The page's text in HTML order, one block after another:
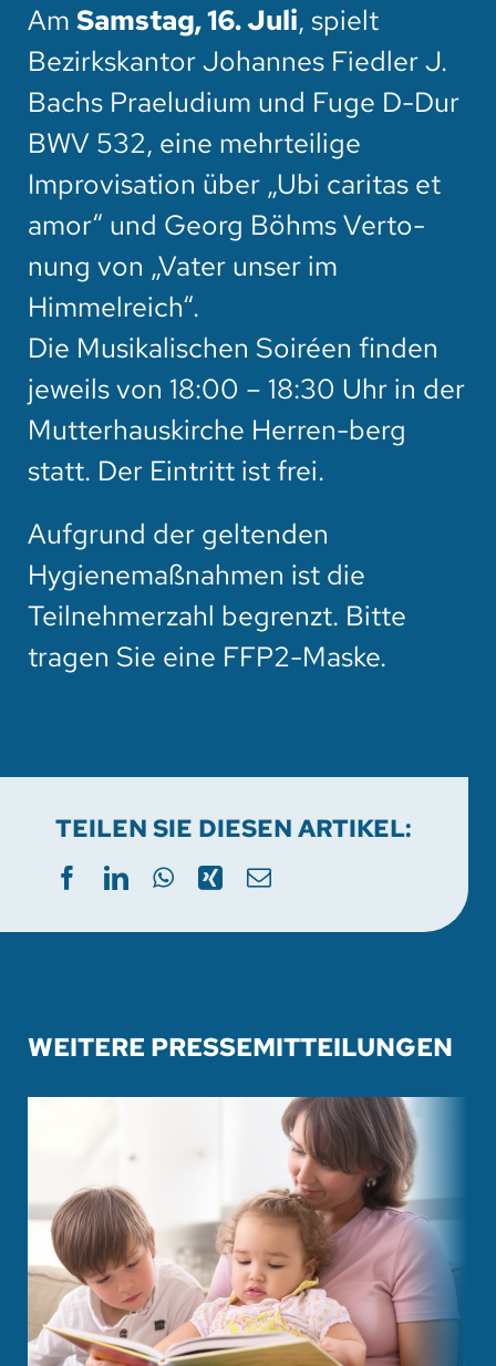
Am Samstag, 16. Juli, spielt
Bezirkskantor Johannes Fiedler J.
Bachs Praeludium und Fuge D-Dur
BWV 532, eine mehrteilige
Improvisation über „Ubi caritas et
amor“ und Georg Böhms Verto-
nung von „Vater unser im
Himmelreich“.
Die Musikalischen Soiréen finden
jeweils von 18:00 – 18:30 Uhr in der
Mutterhauskirche Herren-berg
statt. Der Eintritt ist frei.
Aufgrund der geltenden
Hygienemaßnahmen ist die
Teilnehmerzahl begrenzt. Bitte
tragen Sie eine FFP2-Maske.
TEILEN SIE DIESEN ARTIKEL:
WEITERE PRESSEMITTEILUNGEN